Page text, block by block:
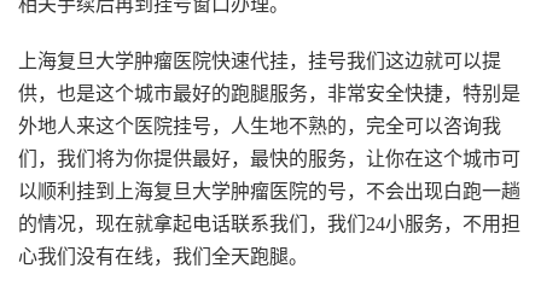
相关手续后再到挂号窗口办理。
上海复旦大学肿瘤医院快速代挂， 挂号我们这边就可以提
供，也是这个城市最好的跑腿服务，非常安全快捷，特别是
外地人来这个医院挂号，人生地不熟的，完全可以咨询我
们，我们将为你提供最好，最快的服务，让你在这个城市可
以顺利挂到上海复旦大学肿瘤医院的号，不会出现白跑一趟
的情况，现在就拿起电话联系我们，我们24小服务，不用担
心我们没有在线，我们全天跑腿。